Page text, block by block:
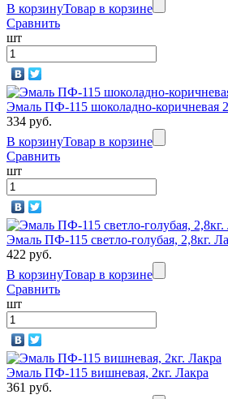
В корзинуТовар в корзине
Сравнить
шт
Эмаль ПФ-115 шоколадно-коричневая
334 руб.
В корзинуТовар в корзине
Сравнить
шт
Эмаль ПФ-115 светло-голубая, 2,8кг.
422 руб.
В корзинуТовар в корзине
Сравнить
шт
Эмаль ПФ-115 вишневая, 2кг. Лакра
361 руб.